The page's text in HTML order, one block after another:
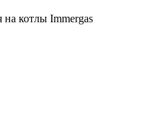
на котлы Immergas